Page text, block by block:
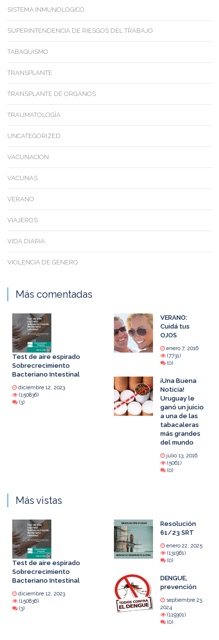
SISTEMA INMUNOLOGICO
SUPERINTENDENCIA DE RIESGOS DEL TRABAJO
TABAQUISMO
TRANSPLANTE
TRANSPLANTE DE ORGANOS
TRAUMATOLOGÍA
UNCATEGORIZED
VACUNACION
VACUNAS
VERANO
VIAJEROS
VIDA DIARIA
VIOLENCIA DE GENERO
Más comentadas
Test de aire espirado
Sobrecrecimiento
Bacteriano Intestinal
diciembre 12, 2023
(150836)
(3)
VERANO:
Cuidá tus
OJOS
enero 7, 2016
(7731)
(0)
¡Una Buena
Noticia!
Uruguay le
ganó un juicio
a una de las
tabacaleras
más grandes
del mundo
julio 13, 2016
(5061)
(0)
Más vistas
Test de aire espirado
Sobrecrecimiento
Bacteriano Intestinal
diciembre 12, 2023
(150836)
(3)
Resolución
61/23 SRT
enero 22, 2025
(131961)
(0)
DENGUE,
prevención
septiembre 23,
2024
(119301)
(0)